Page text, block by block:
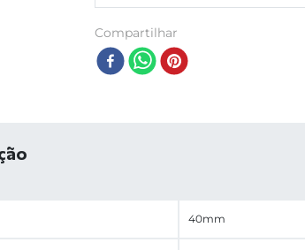
Compartilhar
40mm